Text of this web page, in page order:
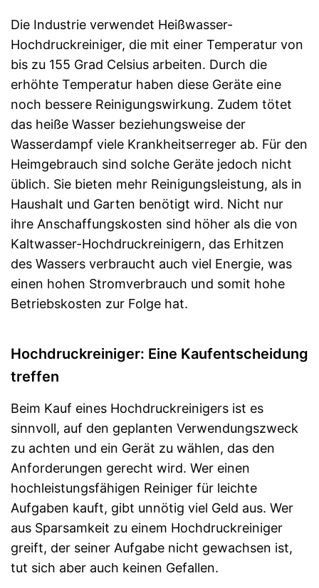
Die Industrie verwendet Heißwasser-
Hochdruckreiniger, die mit einer Temperatur von
bis zu 155 Grad Celsius arbeiten. Durch die
erhöhte Temperatur haben diese Geräte eine
noch bessere Reinigungswirkung. Zudem tötet
das heiße Wasser beziehungsweise der
Wasserdampf viele Krankheitserreger ab. Für den
Heimgebrauch sind solche Geräte jedoch nicht
üblich. Sie bieten mehr Reinigungsleistung, als in
Haushalt und Garten benötigt wird. Nicht nur
ihre Anschaffungskosten sind höher als die von
Kaltwasser-Hochdruckreinigern, das Erhitzen
des Wassers verbraucht auch viel Energie, was
einen hohen Stromverbrauch und somit hohe
Betriebskosten zur Folge hat.
Hochdruckreiniger: Eine Kaufentscheidung
treffen
Beim Kauf eines Hochdruckreinigers ist es
sinnvoll, auf den geplanten Verwendungszweck
zu achten und ein Gerät zu wählen, das den
Anforderungen gerecht wird. Wer einen
hochleistungsfähigen Reiniger für leichte
Aufgaben kauft, gibt unnötig viel Geld aus. Wer
aus Sparsamkeit zu einem Hochdruckreiniger
greift, der seiner Aufgabe nicht gewachsen ist,
tut sich aber auch keinen Gefallen.